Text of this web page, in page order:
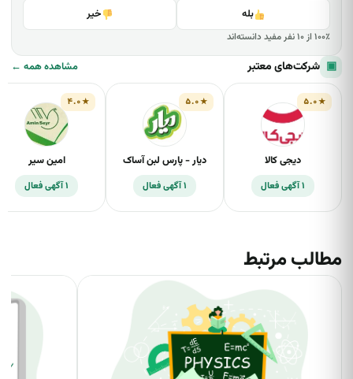
بله خیر
۱۰۰٪ از ۱۰ نفر مفید دانسته‌اند
▣ شرکت‌های معتبر مشاهده همه ←
۵.۰
دیجی کالا
۱ آگهی فعال
۵.۰
دیار - پارس لبن آساک
۱ آگهی فعال
۴.۰
امین سیر
۱ آگهی فعال
مطالب مرتبط